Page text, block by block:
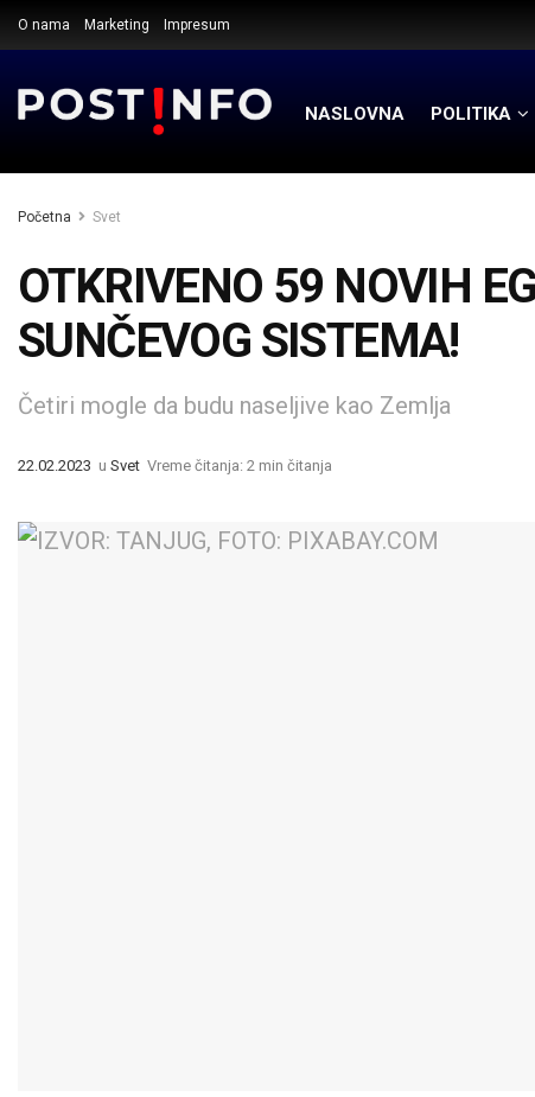
O nama Marketing Impresum
NASLOVNA POLITIKA
Početna Svet
OTKRIVENO 59 NOVIH
SUNČEVOG SISTEMA!
Četiri mogle da budu naseljive kao Zemlja
22.02.2023 u Svet Vreme čitanja: 2 min čitanja